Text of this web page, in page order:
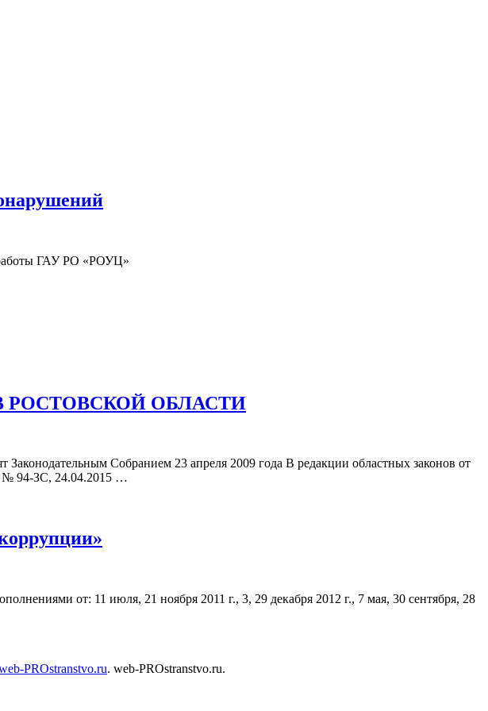
ГАУ РО «РОУЦ»
РОСТОВСКОЙ ОБЛАСТИ
Собранием 23 апреля 2009 года В редакции областных законов от
№ 94-ЗС, 24.04.2015 …
от: 11 июля, 21 ноября 2011 г., 3, 29 декабря 2012 г., 7 мая, 30 сентября, 28
PROstranstvo.ru. web-PROstranstvo.ru.